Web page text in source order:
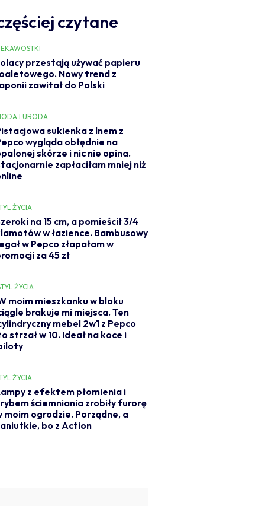
czytane
przestają używać papieru
Nowy trend z
zawitał do Polski
I URODA
sukienka z lnem z
wygląda obłędnie na
skórze i nic nie opina.
zapłaciłam mniej niż
ŻYCIA
na 15 cm, a pomieścił 3/4
w łazience. Bambusowy
w Pepco złapałam w
za 45 zł
ŻYCIA
moim mieszkanku w bloku
brakuje mi miejsca. Ten
mebel 2w1 z Pepco
strzał w 10. Ideał na koce i
ŻYCIA
z efektem płomienia i
ściemniania zrobiły furorę
moim ogrodzie. Porządne, a
bo z Action